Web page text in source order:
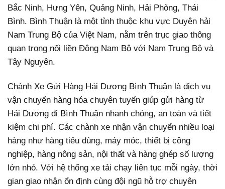
Bắc Ninh, Hưng Yên, Quảng Ninh, Hải Phòng, Thái
Bình. Bình Thuận là một tỉnh thuộc khu vực Duyên hải
Nam Trung Bộ của Việt Nam, nằm trên trục giao thông
quan trọng nối liền Đông Nam Bộ với Nam Trung Bộ và
Tây Nguyên.
Chành Xe Gửi Hàng Hải Dương Bình Thuận là dịch vụ
vận chuyển hàng hóa chuyên tuyến giúp gửi hàng từ
Hải Dương đi Bình Thuận nhanh chóng, an toàn và tiết
kiệm chi phí. Các chành xe nhận vận chuyển nhiều loại
hàng như hàng tiêu dùng, máy móc, thiết bị công
nghiệp, hàng nông sản, nội thất và hàng ghép số lượng
lớn nhỏ. Với hệ thống xe tải chạy liên tục mỗi ngày, thời
gian giao nhận ổn định cùng đội ngũ hỗ trợ chuyên